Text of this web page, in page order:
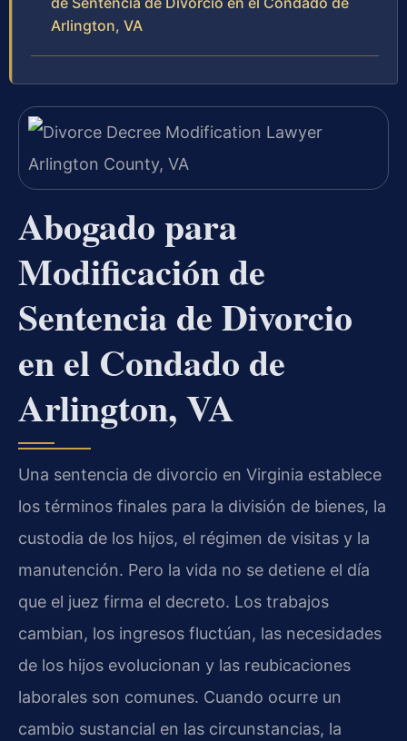
Arlington, VA
Abogado para
Modificación de
Sentencia de Divorcio
en el Condado de
Arlington, VA
Una sentencia de divorcio en Virginia establece
los términos finales para la división de bienes, la
custodia de los hijos, el régimen de visitas y la
manutención. Pero la vida no se detiene el día
que el juez firma el decreto. Los trabajos
cambian, los ingresos fluctúan, las necesidades
de los hijos evolucionan y las reubicaciones
laborales son comunes. Cuando ocurre un
cambio sustancial en las circunstancias, la